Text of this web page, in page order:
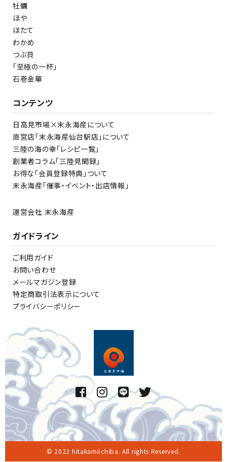
牡蠣
ほや
ほたて
わかめ
つぶ貝
「至極の一杯」
石巻金華
コンテンツ
日高見市場×末永海産について
直営店「末永海産仙台駅店」について
三陸の海の幸「レシピ一覧」
創業者コラム「三陸見聞録」
お得な「会員登録特典」ついて
末永海産「催事・イベント・出店情報」
運営会社 末永海産
ガイドライン
ご利用ガイド
お問い合わせ
メールマガジン登録
特定商取引法表示について
プライバシーポリシー
© 2022 hitakamiichiba. All rights Reserved.